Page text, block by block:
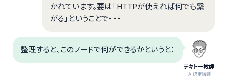
かれています。要は「HTTPが使えれば何でも繋
がる」ということで・・・
テキトー教師
.AI認定講師
整理すると、このノードで何ができるかというと：